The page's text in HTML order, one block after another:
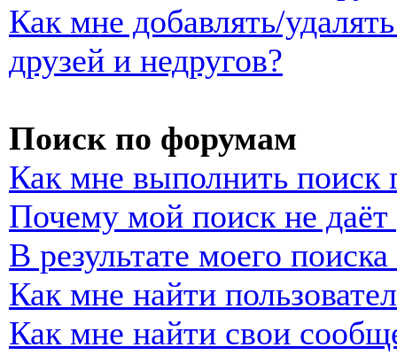
Как мне добавлять/
друзей и недругов?
Поиск по форумам
Как мне выполнить
Почему мой поиск не даёт
В результате моего
Как мне найти
Как мне найти свои